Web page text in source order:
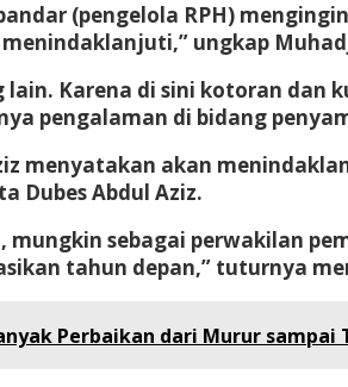
(pengelola RPH)
ungkap
Karena di sini kotoran
pengalaman di bidang
menyatakan akan
Dubes Abdul Aziz.
mungkin sebagai perwakilan
tahun depan,” tuturnya
Perbaikan dari Murur sampai